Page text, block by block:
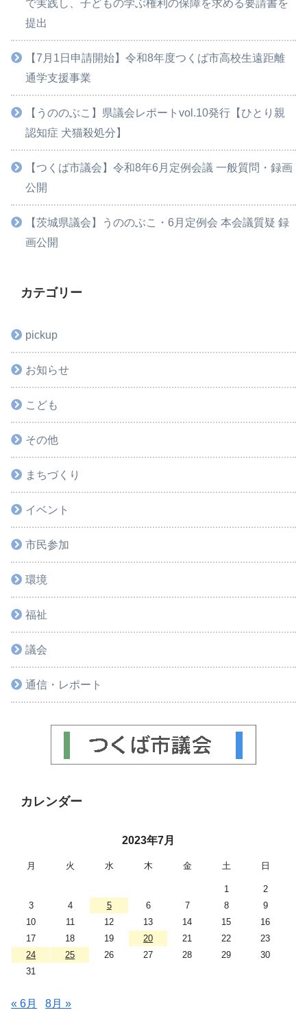
で実践し、子どもの学ぶ権利の保障を求める要請書を
提出
【7月1日申請開始】令和8年度つくば市高校生遠距離
通学支援事業
【うののぶこ】県議会レポートvol.10発行【ひとり親
認知症 犬猫殺処分】
【つくば市議会】令和8年6月定例会議 一般質問・録画
公開
【茨城県議会】うののぶこ・6月定例会 本会議質疑 録
画公開
カテゴリー
pickup
お知らせ
こども
その他
まちづくり
イベント
市民参加
環境
福祉
議会
通信・レポート
カレンダー
2023年7月
月 火 水 木 金 土 日
1
2
3
4 5 6 7 8
9
10
11 12 13 14 15
16
17
18 19 20 21 22
23
24
25 26 27 28 29
30
31
« 6月 8月 »